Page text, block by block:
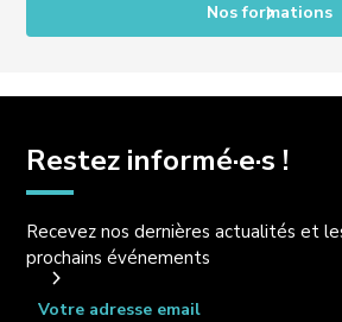
Nos formations
Restez informé·e·s !
Recevez nos dernières actualités et
prochains événements